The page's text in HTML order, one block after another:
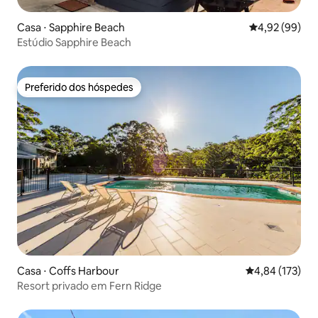
Casa ⋅ Sapphire Beach 4,92 de uma
4,92 (99)
Estúdio Sapphire Beach
Preferido dos hóspedes
Preferido dos hóspedes
Casa ⋅ Coffs Harbour 4,84 de uma
4,84 (173)
Resort privado em Fern Ridge